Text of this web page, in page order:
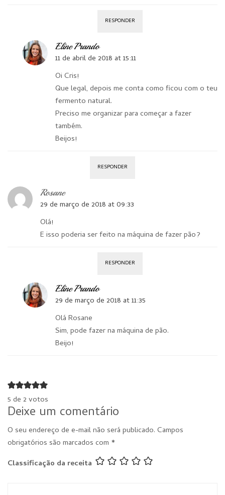
RESPONDER
Eline Prando
11 de abril de 2018 at 15:11
Oi Cris!
Que legal, depois me conta como ficou com o teu
fermento natural.
Preciso me organizar para começar a fazer
também.
Beijos!
RESPONDER
Rosane
29 de março de 2018 at 09:33
Olá!
E isso poderia ser feito na máquina de fazer pão?
RESPONDER
Eline Prando
29 de março de 2018 at 11:35
Olá Rosane
Sim, pode fazer na máquina de pão.
Beijo!
5 de 2 votos
Deixe um comentário
O seu endereço de e-mail não será publicado. Campos
obrigatórios são marcados com *
Classificação da receita